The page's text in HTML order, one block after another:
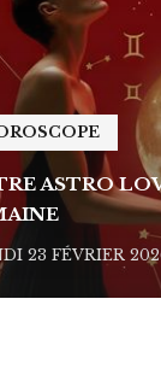
ASTRO
23 FÉVRIER